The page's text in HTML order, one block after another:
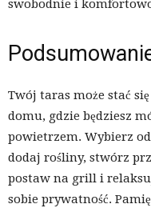
swobodnie i
Twój taras może stać
domu, gdzie będziesz
powietrzem. Wybierz
dodaj rośliny, stwórz
postaw na grill i
sobie prywatność.